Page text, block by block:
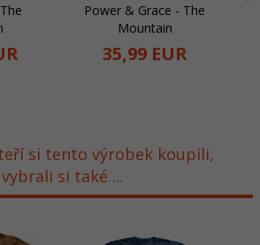
Power & Grace - The
Mountain
35,99 EUR
si tento výrobek koupili,
vybrali si také ...